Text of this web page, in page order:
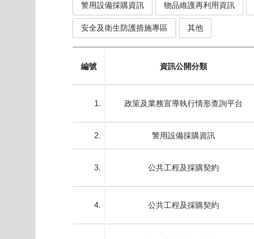
警用設備採購資訊 物品維護再利用資訊
安全及衛生防護措施專區 其他
編號 資訊公開分類
1 政策及業務宣導執行情形查詢平台
2 警用設備採購資訊
3 公共工程及採購契約
4 公共工程及採購契約